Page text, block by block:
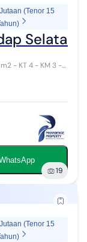
(Tenor 15
Selatan
19
(Tenor 15